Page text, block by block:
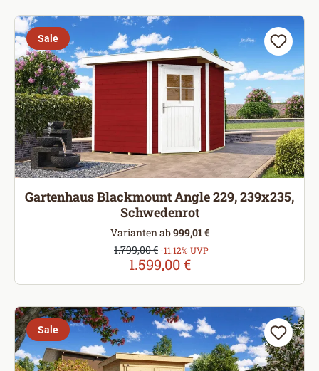
Sale
Gartenhaus Blackmount Angle 229, 239x235,
Schwedenrot
Varianten ab999,01 €
Verkaufspreis:
1.599,00 €
Regulärer Preis:
1.799,00 € -11.12% UVP
Sale